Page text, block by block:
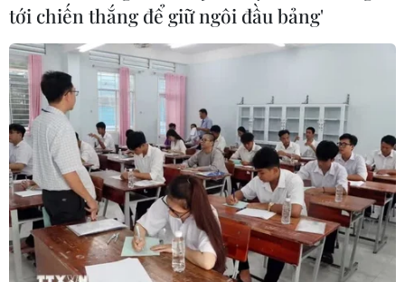
tới chiến thắng để giữ ngôi đầu bảng'